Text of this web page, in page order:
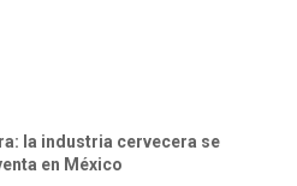
la industria cervecera se
en México